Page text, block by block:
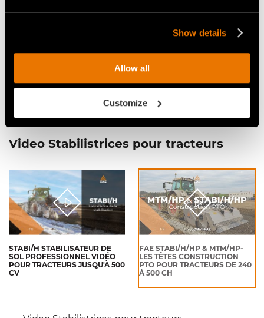
Show details
Allow all
Customize
cabine du tracteur. Par rapport à une machine
classique, cela permet de réduire les efforts de
traction, ce qui diminue la demande de puissance
et la consommation de carburant.
Video Stabilistrices pour tracteurs
STABI/H STABILISATEUR DE
SOL PROFESSIONNEL VIDÉO
POUR TRACTEURS JUSQU'À 500
CV
FAE STABI/H/HP & MTM/HP-
LES TÊTES CONSTRUCTION
PTO POUR TRACTEURS DE 240
À 500 CH